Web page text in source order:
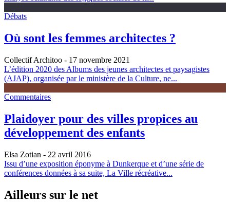
Débats
Où sont les femmes architectes ?
Collectif Architoo - 17 novembre 2021
L’édition 2020 des Albums des jeunes architectes et paysagistes
(AJAP), organisée par le ministère de la Culture, ne...
Commentaires
Plaidoyer pour des villes propices au
développement des enfants
Elsa Zotian - 22 avril 2016
Issu d’une exposition éponyme à Dunkerque et d’une série de
conférences données à sa suite, La Ville récréative...
Ailleurs sur le net